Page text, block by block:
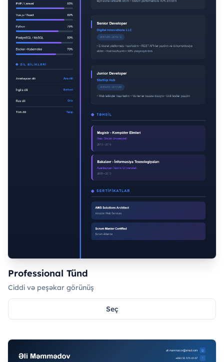
Professional Tünd
Ciddi və peşəkar görünüş
Seç